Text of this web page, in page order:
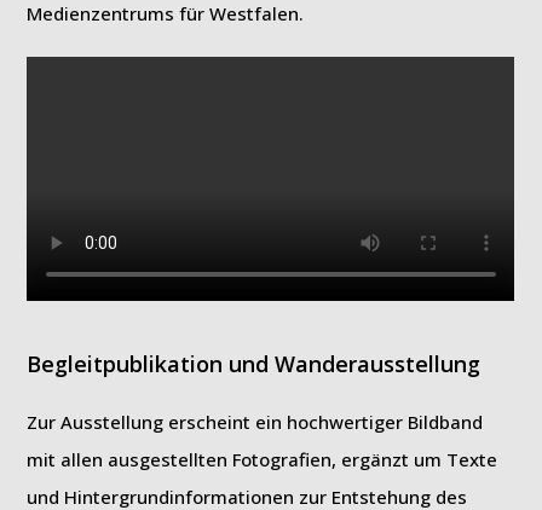
Medienzentrums für Westfalen.
Begleitpublikation und Wanderausstellung
Zur Ausstellung erscheint ein hochwertiger Bildband
mit allen ausgestellten Fotografien, ergänzt um Texte
und Hintergrundinformationen zur Entstehung des